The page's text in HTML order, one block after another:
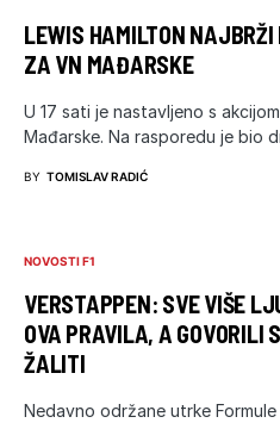
LEWIS HAMILTON NAJBRŽI
ZA VN MAĐARSKE
U 17 sati je nastavljeno s
Mađarske. Na rasporedu je bio
BY TOMISLAV RADIĆ
NOVOSTI F1
VERSTAPPEN: SVE VIŠE
OVA PRAVILA, A GOVORILI
ŽALITI
Nedavno održane utrke Formule